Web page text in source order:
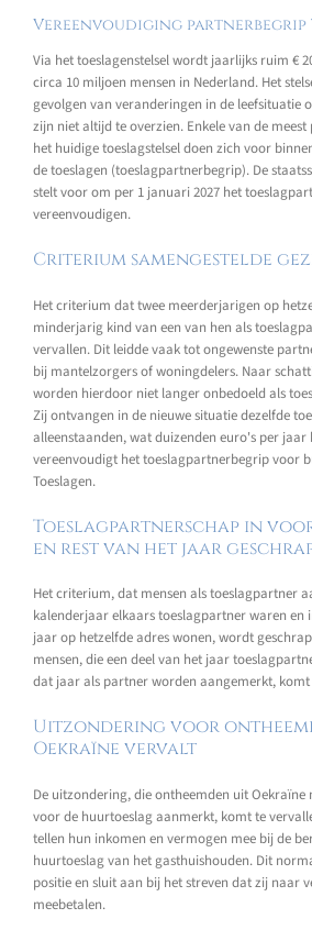
Vereenvoudiging partnerbegrip
Via het toeslagenstelsel wordt jaarlijks ruim €
circa 10 miljoen mensen in Nederland. Het
gevolgen van veranderingen in de leefsituatie
zijn niet altijd te overzien. Enkele van de
het huidige toeslagstelsel doen zich voor
de toeslagen (toeslagpartnerbegrip). De
stelt voor om per 1 januari 2027 het
vereenvoudigen.
Criterium samengestelde
Het criterium dat twee meerderjarigen op
minderjarig kind van een van hen als
vervallen. Dit leidde vaak tot ongewenste
bij mantelzorgers of woningdelers. Naar
worden hierdoor niet langer onbedoeld als
Zij ontvangen in de nieuwe situatie dezelfde
alleenstaanden, wat duizenden euro's per jaar
vereenvoudigt het toeslagpartnerbegrip voor
Toeslagen.
Toeslagpartnerschap in
en rest van het jaar
Het criterium, dat mensen als toeslagpartner
kalenderjaar elkaars toeslagpartner waren en
jaar op hetzelfde adres wonen, wordt
mensen, die een deel van het jaar
dat jaar als partner worden aangemerkt,
Uitzondering voor
Oekraïne vervalt
De uitzondering, die ontheemden uit Oekraïne
voor de huurtoeslag aanmerkt, komt te
tellen hun inkomen en vermogen mee bij de
huurtoeslag van het gasthuishouden. Dit
positie en sluit aan bij het streven dat zij naar
meebetalen.